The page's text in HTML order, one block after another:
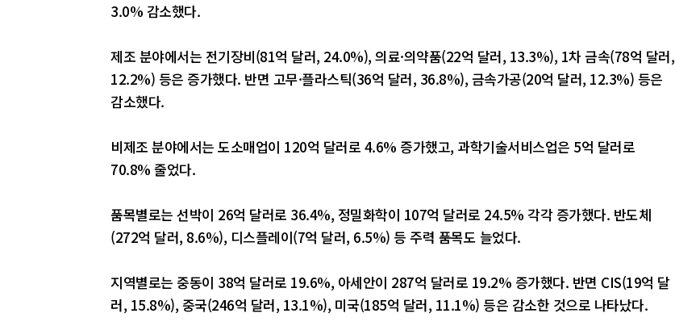
3.0% 감소했다.
제조 분야에서는 전기장비(81억 달러, 24.0%), 의료·의약품(22억 달러, 13.3%), 1차 금속(78억 달러,
12.2%) 등은 증가했다. 반면 고무·플라스틱(36억 달러, 36.8%), 금속가공(20억 달러, 12.3%) 등은
감소했다.
비제조 분야에서는 도소매업이 120억 달러로 4.6% 증가했고, 과학기술서비스업은 5억 달러로
70.8% 줄었다.
품목별로는 선박이 26억 달러로 36.4%, 정밀화학이 107억 달러로 24.5% 각각 증가했다. 반도체
(272억 달러, 8.6%), 디스플레이(7억 달러, 6.5%) 등 주력 품목도 늘었다.
지역별로는 중동이 38억 달러로 19.6%, 아세안이 287억 달러로 19.2% 증가했다. 반면 CIS(19억 달
러, 15.8%), 중국(246억 달러, 13.1%), 미국(185억 달러, 11.1%) 등은 감소한 것으로 나타났다.